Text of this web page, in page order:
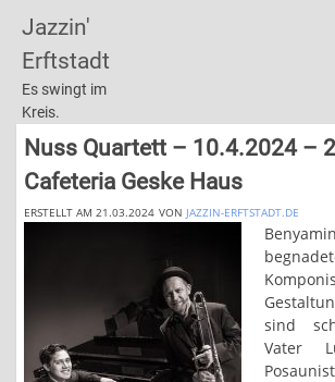
Jazzin'
Erftstadt
Es swingt im
Kreis.
Nuss Quartett – 10.4.2024 –
Cafeteria Geske Haus
ERSTELLT AM 21.03.2024 VON JAZZIN-ERFTSTADT.DE
sind
Vater